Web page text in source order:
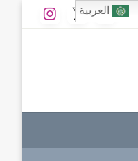
العربية